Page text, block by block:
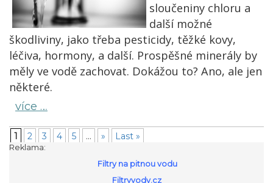
sloučeniny chloru a
další možné
škodliviny, jako třeba pesticidy, těžké kovy,
léčiva, hormony, a další. Prospěšné minerály by
měly ve vodě zachovat. Dokážou to? Ano, ale jen
některé.
více …
1 2 3 4 5 ... » Last »
Reklama:
Filtry na pitnou vodu
Filtryvody.cz